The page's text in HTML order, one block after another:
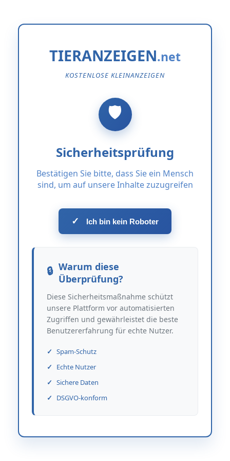
TIERANZEIGEN
KOSTENLOSE KLEINANZEIGEN
Sicherheitsprüfung
Bestätigen Sie bitte, dass Sie ein Mensch
sind, um auf unsere Inhalte zuzugreifen
✓ Ich bin kein Roboter
Warum diese
Überprüfung?
Diese Sicherheitsmaßnahme schützt
unsere Plattform vor automatisierten
Zugriffen und gewährleistet die beste
Benutzererfahrung für echte Nutzer.
Spam-Schutz
Echte Nutzer
Sichere Daten
DSGVO-konform